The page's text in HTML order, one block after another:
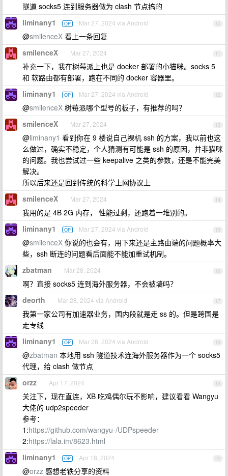
隧道 socks5 连到服务器做为 clash 节点搞的
10
liminany1 OP Mar 27, 2024 via Android
@smilenceX 看上一条回复
11
smilenceX Mar 27, 2024
补充一下，我在树莓派上也是 docker 部署的小猫咪。socks 5
和 软路由都有部署，跑在不同的 docker 容器里。
12
liminany1 OP Mar 27, 2024 via Android
@smilenceX 树莓派哪个型号的板子，有推荐的吗？
13
smilenceX Mar 27, 2024
@liminany1 看到你在 9 楼说自己裸机 ssh 的方案，我以前也这
么做过，确实不稳定，个人猜测有可能是 ssh 的原因，并非猫咪
的问题。我也尝试过一些 keepalive 之类的参数，还是不能完美
解决。
所以后来还是回到传统的科学上网协议上
14
smilenceX Mar 27, 2024
我用的是 4B 2G 内存， 性能过剩，还跑着一堆别的。
15
liminany1 OP Mar 27, 2024 via Android
@smilenceX 你说的也会有，用下来还是主路由端的问题概率大
些，ssh 断连的问题看后面能不能加重试机制。
16
zbatman Mar 28, 2024
啊？直接 socks5 连到海外服务器，不会被墙吗？
17
deorth Mar 28, 2024 via Android
我第一家公司有加速器业务，国内段就是走 ss 的。但是跨国是
走专线
18
liminany1 OP Mar 28, 2024 via Android
@zbatman 本地用 ssh 隧道技术连海外服务器作为一个 socks5
代理，给 clash 做节点
19
orzz Apr 17, 2024
关注下，现在直连，XB 吃鸡偶尔玩不影响，建议看看 Wangyu
大佬的 udp2speeder
参考：
1:https://github.com/wangyu-/UDPspeeder
2:https://lala.im/8623.html
20
liminany1 OP Apr 18, 2024
@orzz 感想老铁分享的资料